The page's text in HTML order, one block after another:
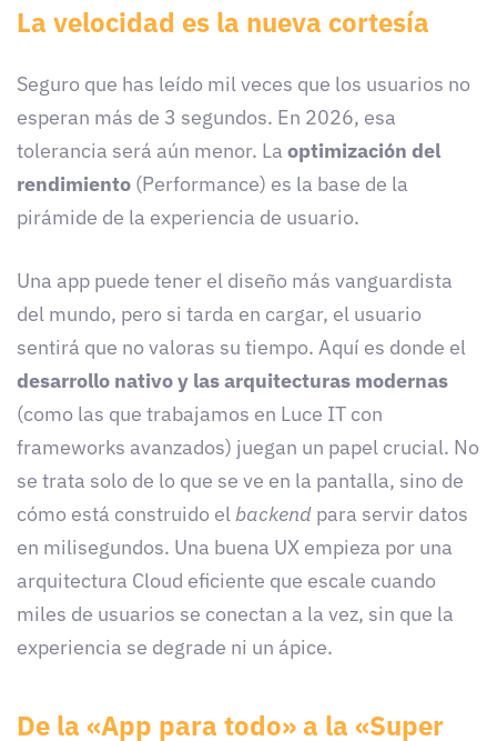
La velocidad es la nueva cortesía
Seguro que has leído mil veces que los usuarios no
esperan más de 3 segundos. En 2026, esa
tolerancia será aún menor. La optimización del
rendimiento (Performance) es la base de la
pirámide de la experiencia de usuario.
Una app puede tener el diseño más vanguardista
del mundo, pero si tarda en cargar, el usuario
sentirá que no valoras su tiempo. Aquí es donde el
desarrollo nativo y las arquitecturas modernas
(como las que trabajamos en Luce IT con
frameworks avanzados) juegan un papel crucial. No
se trata solo de lo que se ve en la pantalla, sino de
cómo está construido elbackend para servir datos
en milisegundos. Una buena UX empieza por una
arquitectura Cloud eficiente que escale cuando
miles de usuarios se conectan a la vez, sin que la
experiencia se degrade ni un ápice.
De la «App para todo» a la «Super